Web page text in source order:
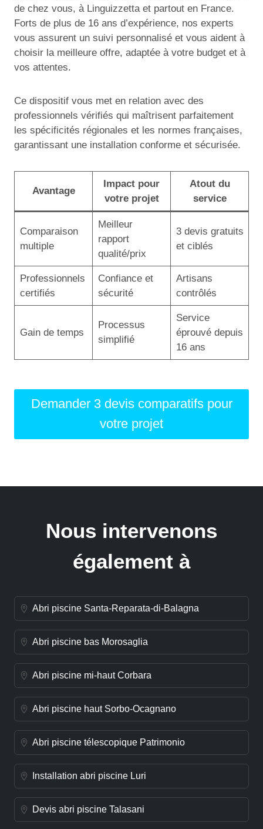
de chez vous, à Linguizzetta et partout en France.
Forts de plus de 16 ans d’expérience, nos experts
vous assurent un suivi personnalisé et vous aident à
choisir la meilleure offre, adaptée à votre budget et à
vos attentes.
Ce dispositif vous met en relation avec des
professionnels vérifiés qui maîtrisent parfaitement
les spécificités régionales et les normes françaises,
garantissant une installation conforme et sécurisée.
Avantage
Impact pour
votre projet
Atout du
service
Comparaison
multiple
Meilleur
rapport
qualité/prix
3 devis gratuits
et ciblés
Professionnels
certifiés
Confiance et
sécurité
Artisans
contrôlés
Gain de temps
Processus
simplifié
Service
éprouvé depuis
16 ans
Demander 3 devis comparatifs pour
votre projet
Nous intervenons
également à
Abri piscine Santa-Reparata-di-Balagna
Abri piscine bas Morosaglia
Abri piscine mi-haut Corbara
Abri piscine haut Sorbo-Ocagnano
Abri piscine télescopique Patrimonio
Installation abri piscine Luri
Devis abri piscine Talasani